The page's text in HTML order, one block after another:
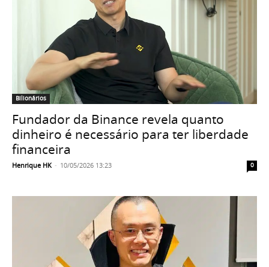
Bilionários
Fundador da Binance revela quanto
dinheiro é necessário para ter liberdade
financeira
Henrique HK - 10/05/2026 13:23 0